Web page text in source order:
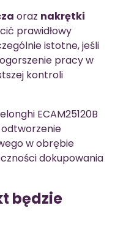
oraz nakrętki
prawidłowy
istotne, jeśli
pracy w
kontroli
ECAM25120B
w obrębie
dokupowania
będzie